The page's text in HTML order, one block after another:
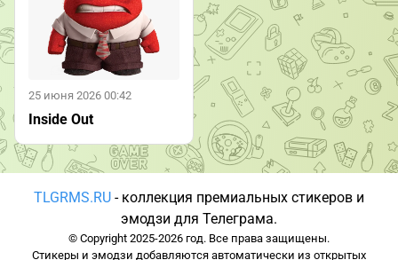
25 июня 2026 00:42
Inside Out
TLGRMS.RU - коллекция премиальных стикеров и
эмодзи для Телеграма.
© Copyright 2025-2026 год. Все права защищены.
Стикеры и эмодзи добавляются автоматически из открытых